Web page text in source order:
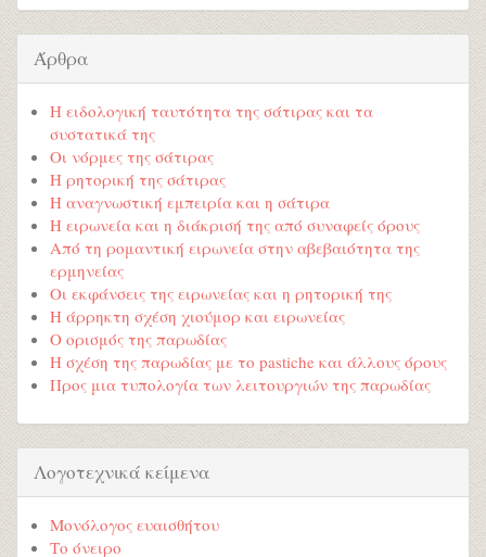
Άρθρα
Η ειδολογική ταυτότητα της σάτιρας και τα
συστατικά της
Οι νόρμες της σάτιρας
Η ρητορική της σάτιρας
Η αναγνωστική εμπειρία και η σάτιρα
Η ειρωνεία και η διάκρισή της από συναφείς όρους
Από τη ρομαντική ειρωνεία στην αβεβαιότητα της
ερμηνείας
Οι εκφάνσεις της ειρωνείας και η ρητορική της
Η άρρηκτη σχέση χιούμορ και ειρωνείας
Ο ορισμός της παρωδίας
Η σχέση της παρωδίας με το pastiche και άλλους όρους
Προς μια τυπολογία των λειτουργιών της παρωδίας
Λογοτεχνικά κείμενα
Μονόλογος ευαισθήτου
Το όνειρο